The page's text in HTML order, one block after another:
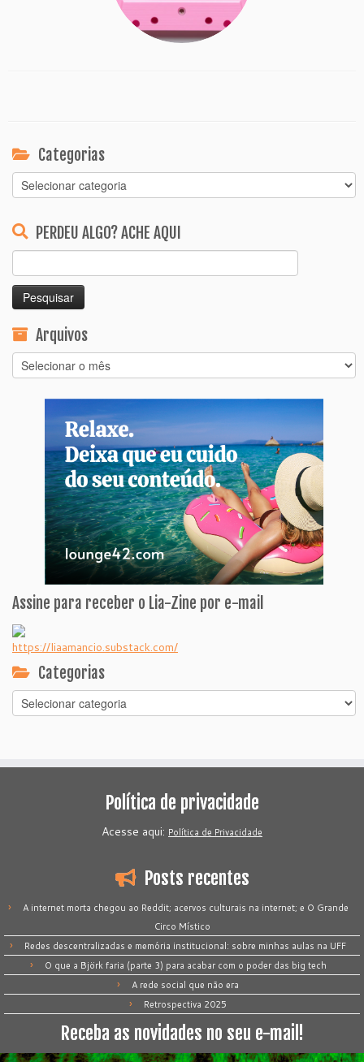
Categorias
Categorias
PERDEU ALGO? ACHE AQUI
por:
Arquivos
Arquivos
Assine para receber o Lia-Zine por e-mail
https://liaamancio.substack.com/
Categorias
Categorias
Política de privacidade
Acesse aqui: Política de Privacidade
Posts recentes
A internet morta chegou ao Reddit; acervos culturais na internet; e O Grande
Circo Místico
Redes descentralizadas e memória institucional: sobre minhas aulas na UFF
O que a Björk faria (parte 3) para acabar com o poder das big tech
A rede social que não era
Retrospectiva 2025
Receba as novidades no seu e-mail!